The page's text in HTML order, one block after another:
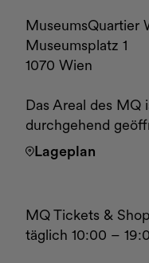
Kontakt
MuseumsQuartier
Museumsplatz 1
1070 Wien
Das Areal des MQ
durchgehend
Lageplan
MQ Tickets &
täglich 10:00 –